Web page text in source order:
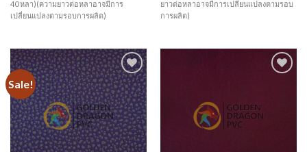
40 หลา)(ความยาวต่อหลาอาจมีการ
เปลี่ยนแปลงตามรอบการผลิต)
ยาวต่อหลาอาจมีการเปลี่ยนแปลงตามรอบ
การผลิต)
Sale!
Add to
Wishlist